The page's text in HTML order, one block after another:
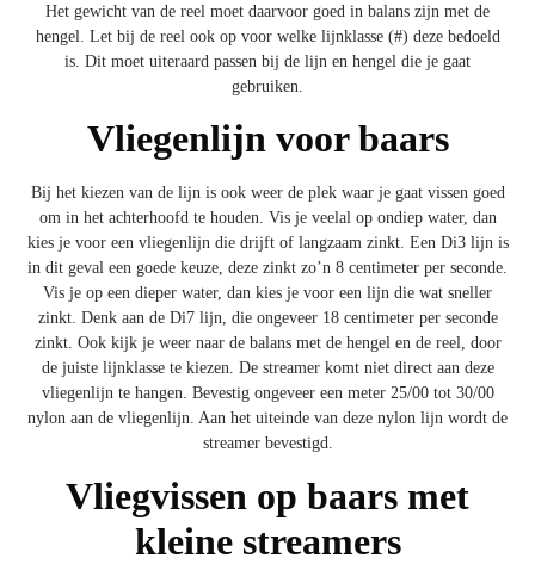
Het gewicht van de reel moet daarvoor goed in balans zijn met de
hengel. Let bij de reel ook op voor welke lijnklasse (#) deze bedoeld
is. Dit moet uiteraard passen bij de lijn en hengel die je gaat
gebruiken.
Vliegenlijn voor baars
Bij het kiezen van de lijn is ook weer de plek waar je gaat vissen goed
om in het achterhoofd te houden. Vis je veelal op ondiep water, dan
kies je voor een vliegenlijn die drijft of langzaam zinkt. Een Di3 lijn is
in dit geval een goede keuze, deze zinkt zo’n 8 centimeter per seconde.
Vis je op een dieper water, dan kies je voor een lijn die wat sneller
zinkt. Denk aan de Di7 lijn, die ongeveer 18 centimeter per seconde
zinkt. Ook kijk je weer naar de balans met de hengel en de reel, door
de juiste lijnklasse te kiezen. De streamer komt niet direct aan deze
vliegenlijn te hangen. Bevestig ongeveer een meter 25/00 tot 30/00
nylon aan de vliegenlijn. Aan het uiteinde van deze nylon lijn wordt de
streamer bevestigd.
Vliegvissen op baars met
kleine streamers